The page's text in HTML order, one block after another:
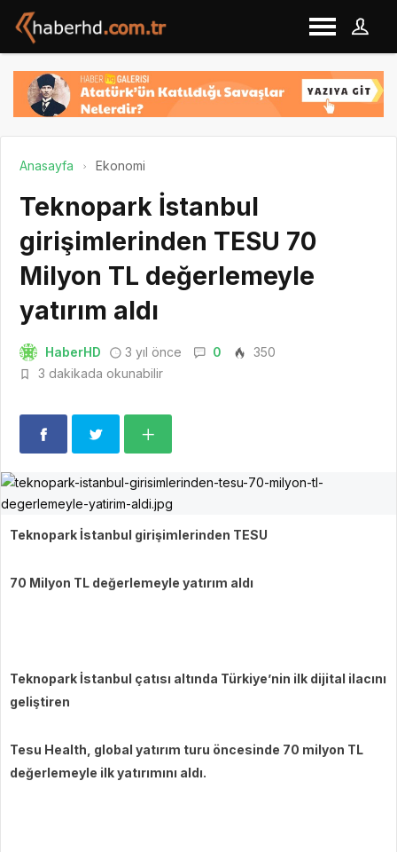
Anasayfa Ekonomi
Teknopark İstanbul
girişimlerinden TESU 70
Milyon TL değerlemeyle
yatırım aldı
HaberHD 3 yıl önce 0
350
3 dakikada okunabilir
Teknopark İstanbul girişimlerinden TESU
70 Milyon TL değerlemeyle yatırım aldı
Teknopark İstanbul çatısı altında Türkiye’nin ilk dijital ilacını
geliştiren
Tesu Health, global yatırım turu öncesinde 70 milyon TL
değerlemeyle ilk yatırımını aldı.